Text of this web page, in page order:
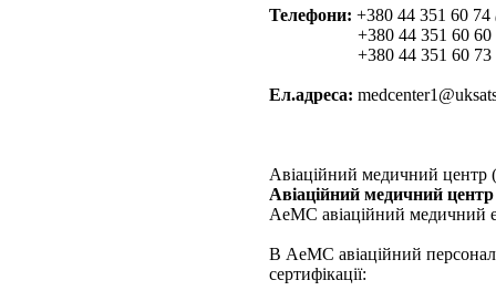
Телефони: +380 44 351 60 74
+380 44 351 60 60
+380 44 351 60 73
Ел.адреса:
Авіаційний медичний
Авіаційний медичний
АеМС авіаційний медичний
В АеМС авіаційний персонал
сертифікації: